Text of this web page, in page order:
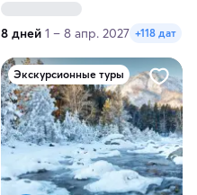
Зимнее или весеннее
8 дней 1 – 8 апр. 2027 +118 дат
Экскурсионные туры